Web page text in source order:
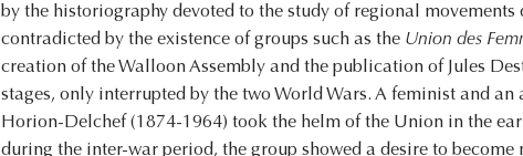
by the historiography devoted to the study of regional
contradicted by the existence of groups such as the Union des
creation of the Walloon Assembly and the publication of Jules
stages, only interrupted by the two World Wars. A feminist and
Horion-Delchef (1874-1964) took the helm of the Union in the
during the inter-war period, the group showed a desire to